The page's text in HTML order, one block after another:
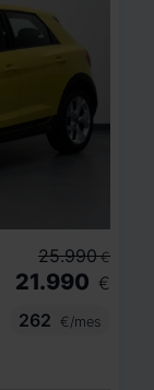
25.990 €
21.990 €
262
€/mes